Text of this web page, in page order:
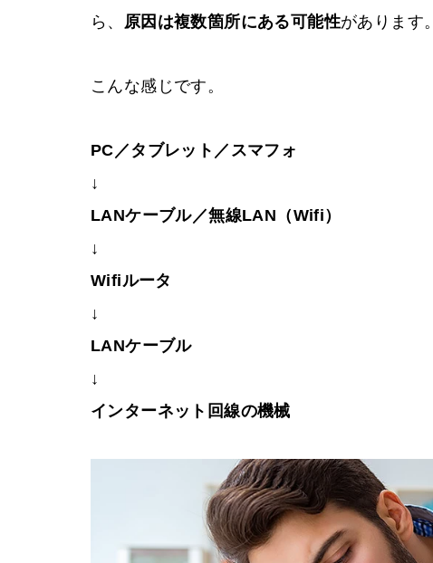
ら、
原因は複数箇所にある可能性があります。
こんな感じです。
PC／タブレット／スマフォ
↓
LANケーブル／無線LAN（Wifi）
↓
Wifiルータ
↓
LANケーブル
↓
インターネット回線の機械